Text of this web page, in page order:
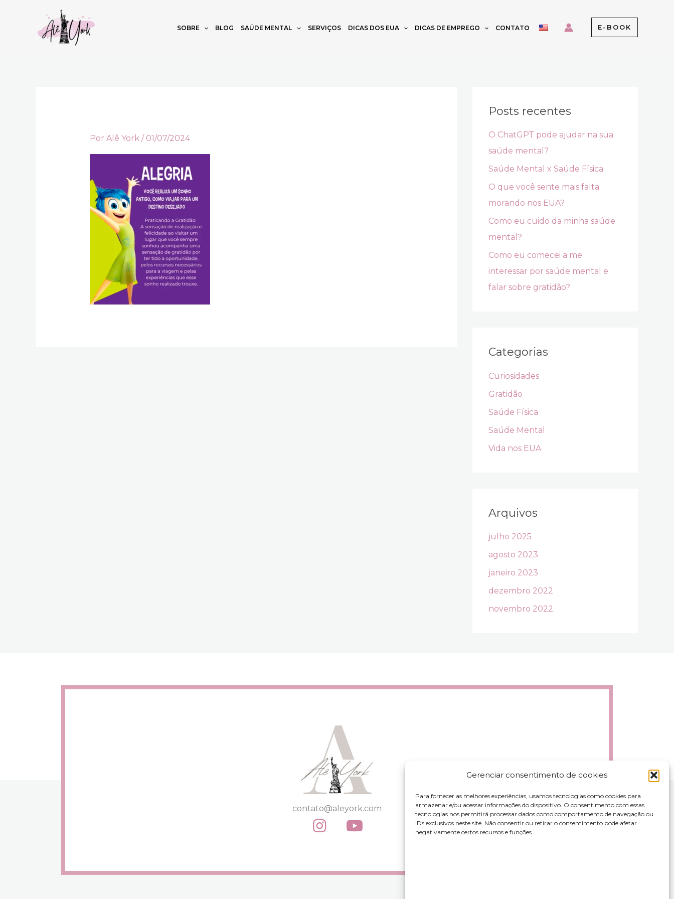
Gerenciar consentimento de cookies
Para fornecer as melhores experiências, usamos tecnologias como cookies para
armazenar e/ou acessar informações do dispositivo. O consentimento com essas
tecnologias nos permitirá processar dados como comportamento de navegação ou
IDs exclusivos neste site. Não consentir ou retirar o consentimento pode afetar
negativamente certos recursos e funções.
SOBRE BLOG SAÚDE MENTAL SERVIÇOS DICAS DOS EUA DICAS DE EMPREGO CONTATO E-BOOK
Por Alê York / 01/07/2024
Posts recentes
O ChatGPT pode ajudar na sua
saúde mental?
Saúde Mental x Saúde Física
O que você sente mais falta
morando nos EUA?
Como eu cuido da minha saúde
mental?
Como eu comecei a me
interessar por saúde mental e
falar sobre gratidão?
Categorias
Curiosidades
Gratidão
Saúde Física
Saúde Mental
Vida nos EUA
Arquivos
julho 2025
agosto 2023
janeiro 2023
dezembro 2022
novembro 2022
contato@aleyork.com